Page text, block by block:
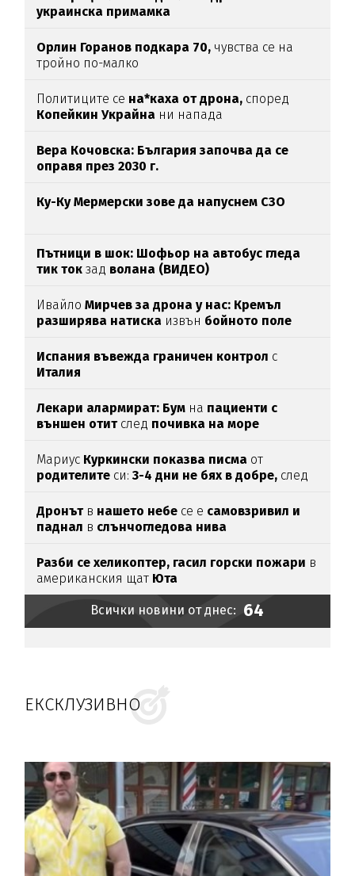
украинска примамка
Орлин Горанов подкара 70, чувства се на
тройно по-малко
Политиците се на*каха от дрона, според
Копейкин Украйна ни напада
Вера Кочовска: България започва да се
оправя през 2030 г.
Ку-Ку Мермерски зове да напуснем СЗО
Пътници в шок: Шофьор на автобус гледа
тик ток зад волана (ВИДЕО)
ИвайлоМирчев за дрона у нас: Кремъл
разширява натиска извън бойното поле
Испания въвежда граничен контрол с
Италия
Лекари алармират: Бум на пациенти с
външен отитслед почивка на море
Мариус Куркински показва писма от
родителите си:3-4 дни не бях в добре, след
Дронътв нашето небе се е самовзривил и
паднал в слънчогледова нива
Разби се хеликоптер, гасил горски пожари в
американския щат Юта
Всички новини от днес: 64
ЕКСКЛУЗИВНО